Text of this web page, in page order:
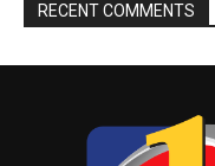
RECENT COMMENTS